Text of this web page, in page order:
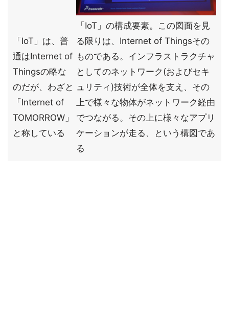
「IoT」は、普
通はInternet of
Thingsの略な
のだが、わざと
「Internet of
TOMORROW」
と称している
「IoT」の構成要素。この図面を見
る限りは、Internet of Thingsその
ものである。インフラストラクチャ
としてのネットワーク(およびセキ
ュリティ)技術が全体を支え、その
上で様々な物体がネットワーク経由
でつながる。その上に様々なアプリ
ケーションが走る、という構図であ
る